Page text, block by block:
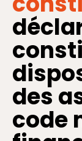
des
code